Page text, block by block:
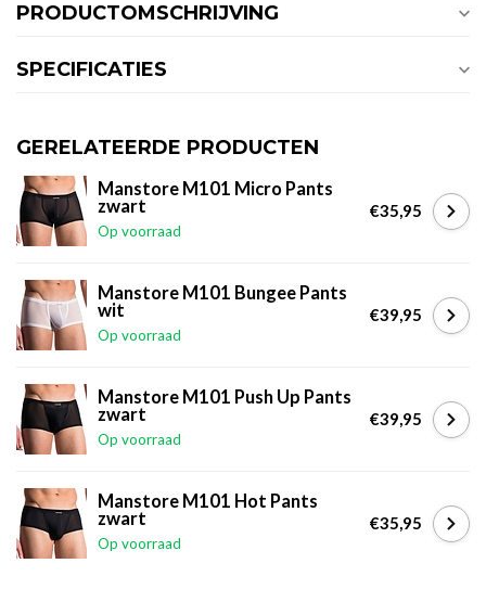
PRODUCTOMSCHRIJVING
SPECIFICATIES
GERELATEERDE PRODUCTEN
Manstore M101 Micro Pants
zwart
Op voorraad
€35,95
Manstore M101 Bungee Pants
wit
Op voorraad
€39,95
Manstore M101 Push Up Pants
zwart
Op voorraad
€39,95
Manstore M101 Hot Pants
zwart
Op voorraad
€35,95